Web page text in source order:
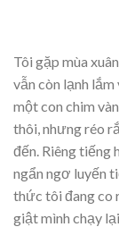
Tôi gặp mùa
vẫn còn lạnh lắm
một con chim
thôi, nhưng réo
đến. Riêng tiếng
ngẩn ngơ luyến
thức tôi đang co
giật mình chạy